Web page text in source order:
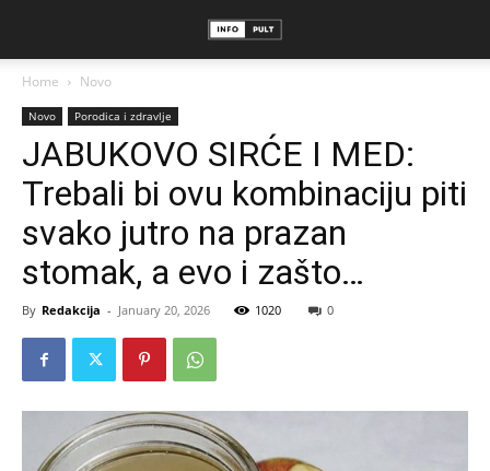
Home Novo
Novo Porodica i zdravlje
JABUKOVO SIRĆE I MED:
Trebali bi ovu kombinaciju piti
svako jutro na prazan
stomak, a evo i zašto…
By Redakcija - January 20, 2026 1020 0